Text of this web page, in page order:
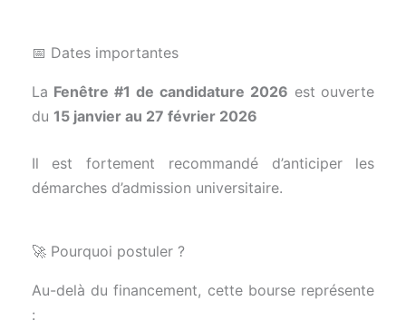
📅 Dates importantes
La Fenêtre #1 de candidature 2026 est ouverte
du 15 janvier au 27 février 2026
Il est fortement recommandé d’anticiper les
démarches d’admission universitaire.
🚀 Pourquoi postuler ?
Au-delà du financement, cette bourse représente
: